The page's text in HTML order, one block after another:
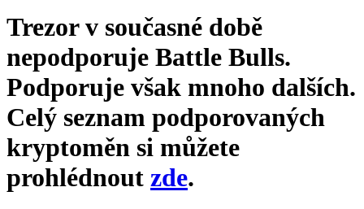
Trezor v současné době
nepodporuje Battle Bulls.
Podporuje však mnoho dalších.
Celý seznam podporovaných
kryptoměn si můžete
prohlédnout zde.